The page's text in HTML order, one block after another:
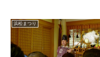
浜松まつり